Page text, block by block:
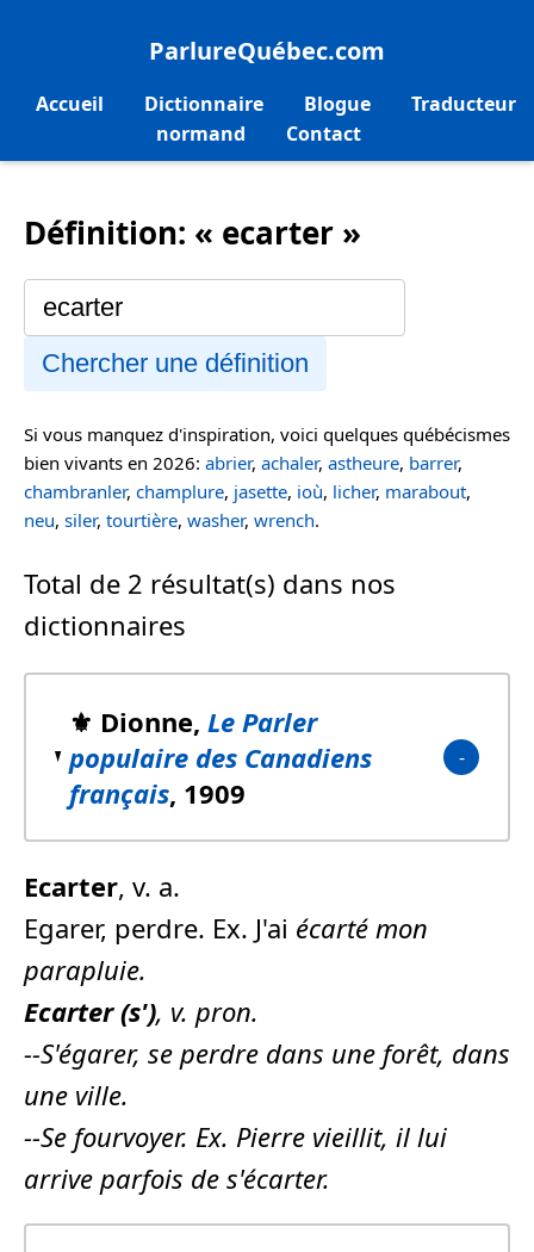
ParlureQuébec.com
Accueil Dictionnaire Blogue
Traducteur
normand
Contact
Définition: « ecarter »
Chercher une définition
Si vous manquez d'inspiration, voici quelques québécismes
bien vivants en 2026: abrier, achaler, astheure, barrer,
chambranler, champlure, jasette, ioù, licher, marabout,
neu, siler, tourtière, washer, wrench.
Total de 2 résultat(s) dans nos
dictionnaires
⚜️ Dionne, Le Parler
populaire des Canadiens
français, 1909
Ecarter, v. a.
Egarer, perdre. Ex. J'ai écarté mon
parapluie.
Ecarter(s'), v. pron.
--S'égarer, se perdre dans une forêt, dans
une ville.
--Se fourvoyer. Ex. Pierre vieillit, il lui
arrive parfois de s'écarter.